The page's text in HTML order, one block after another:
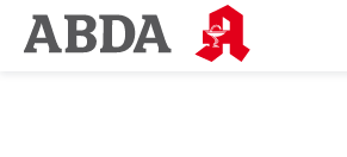
Springe
direkt